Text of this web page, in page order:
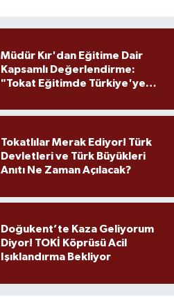
Müdür Kır'dan Eğitime Dair
Kapsamlı Değerlendirme:
"Tokat Eğitimde Türkiye'ye
Tokatlılar Merak Ediyor! Türk
Devletleri ve Türk Büyükleri
Anıtı Ne Zaman Açılacak?
Doğukent’te Kaza Geliyorum
Diyor! TOKİ Köprüsü Acil
Işıklandırma Bekliyor